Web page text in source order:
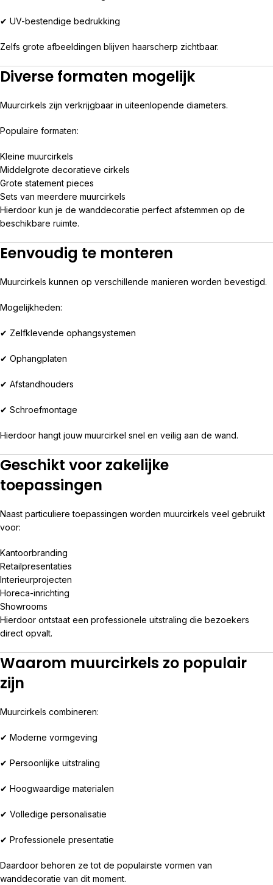
✔ UV-bestendige bedrukking
Zelfs grote afbeeldingen blijven haarscherp zichtbaar.
Diverse formaten mogelijk
Muurcirkels zijn verkrijgbaar in uiteenlopende diameters.
Populaire formaten:
Kleine muurcirkels
Middelgrote decoratieve cirkels
Grote statement pieces
Sets van meerdere muurcirkels
Hierdoor kun je de wanddecoratie perfect afstemmen op de
beschikbare ruimte.
Eenvoudig te monteren
Muurcirkels kunnen op verschillende manieren worden bevestigd.
Mogelijkheden:
✔ Zelfklevende ophangsystemen
✔ Ophangplaten
✔ Afstandhouders
✔ Schroefmontage
Hierdoor hangt jouw muurcirkel snel en veilig aan de wand.
Geschikt voor zakelijke
toepassingen
Naast particuliere toepassingen worden muurcirkels veel gebruikt
voor:
Kantoorbranding
Retailpresentaties
Interieurprojecten
Horeca-inrichting
Showrooms
Hierdoor ontstaat een professionele uitstraling die bezoekers
direct opvalt.
Waarom muurcirkels zo populair
zijn
Muurcirkels combineren:
✔ Moderne vormgeving
✔ Persoonlijke uitstraling
✔ Hoogwaardige materialen
✔ Volledige personalisatie
✔ Professionele presentatie
Daardoor behoren ze tot de populairste vormen van
wanddecoratie van dit moment.